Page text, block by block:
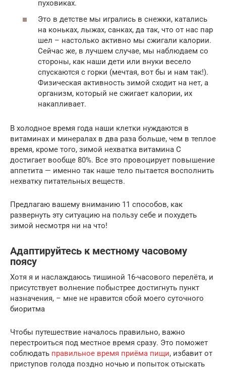
пуховиках.
Это в детстве мы игрались в снежки, катались
на коньках, лыжах, санках, да так, что от нас пар
шел – настолько активно мы сжигали калории.
Сейчас же, в лучшем случае, мы наблюдаем со
стороны, как наши дети или внуки весело
спускаются с горки (мечтая, вот бы и нам так!).
Физическая активность зимой сходит на нет, а
организм, который не сжигает калории, их
накапливает.
В холодное время года наши клетки нуждаются в
витаминах и минералах в два раза больше, чем в теплое
время, кроме того, зимой нехватка витамина С
достигает вообще 80%. Все это провоцирует повышение
аппетита — именно так наше тело пытается восполнить
нехватку питательных веществ.
Предлагаю вашему вниманию 11 способов, как
развернуть эту ситуацию на пользу себе и похудеть
зимой несмотря ни на что!
Адаптируйтесь к местному часовому
поясу
Хотя я и наслаждаюсь тишиной 16-часового перелёта, и
присутствует волнение побыстрее достигнуть пункт
назначения, – мне не нравится сбой моего суточного
биоритма
Чтобы путешествие началось правильно, важно
перестроиться под местное время сразу. Это поможет
соблюдать правильное время приёма пищи, избавит от
приступов голода поздно ночью и попыток отыскать